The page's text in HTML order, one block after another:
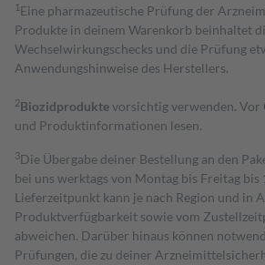
1 Eine pharmazeutische Prüfung der
Produkte in deinem Warenkorb beinhaltet
Wechselwirkungschecks und die Prüfung
Anwendungshinweise des Herstellers.
2Biozidproduktevorsichtig verwenden. Vor
und Produktinformationen lesen.
3Die Übergabe deiner Bestellung an den
bei uns werktags von Montag bis Freitag bis
Lieferzeitpunkt kann je nach Region und in
Produktverfügbarkeit sowie vom
abweichen. Darüber hinaus können
Prüfungen, die zu deiner